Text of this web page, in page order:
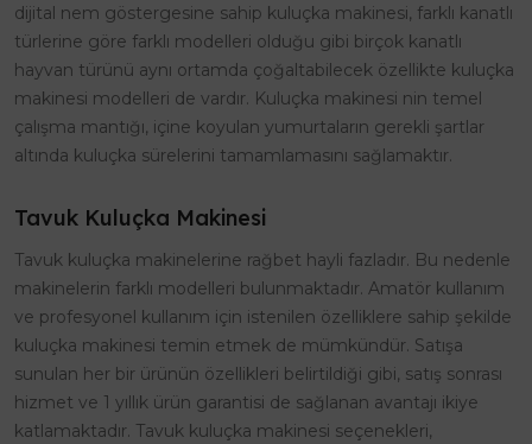
dijital nem göstergesine sahip kuluçka makinesi, farklı kanatlı
türlerine göre farklı modelleri olduğu gibi birçok kanatlı
hayvan türünü aynı ortamda çoğaltabilecek özellikte kuluçka
makinesi modelleri de vardır. Kuluçka makinesi nin temel
çalışma mantığı, içine koyulan yumurtaların gerekli şartlar
altında kuluçka sürelerini tamamlamasını sağlamaktır.
Tavuk Kuluçka Makinesi
Tavuk kuluçka makinelerine rağbet hayli fazladır. Bu nedenle
makinelerin farklı modelleri bulunmaktadır. Amatör kullanım
ve profesyonel kullanım için istenilen özelliklere sahip şekilde
kuluçka makinesi temin etmek de mümkündür. Satışa
sunulan her bir ürünün özellikleri belirtildiği gibi, satış sonrası
hizmet ve 1 yıllık ürün garantisi de sağlanan avantajı ikiye
katlamaktadır. Tavuk kuluçka makinesi seçenekleri,